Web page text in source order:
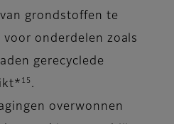
grondstoffen te
onderdelen zoals
gerecyclede
15 .
overwonnen